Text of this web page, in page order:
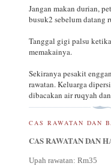
Jangan makan durian,
busuk2 sebelum datang
Tanggal gigi palsu
memakainya.
Sekiranya pesakit
rawatan. Keluarga
dibacakan air ruqyah
CAS RAWATAN DAN
CAS RAWATAN DAN
Upah rawatan: Rm35